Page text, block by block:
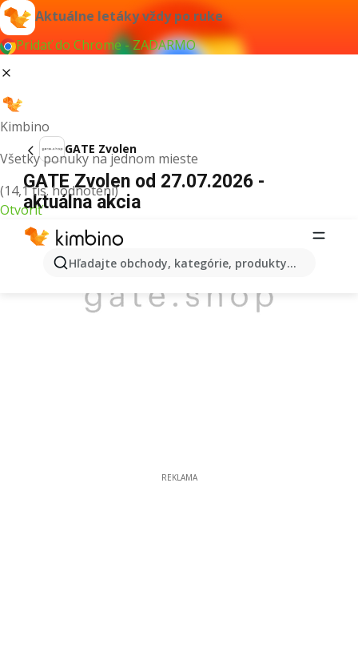
Aktuálne letáky vždy po ruke
Pridať do Chrome - ZADARMO
Kimbino
Všetky ponuky na jednom mieste
(14,1 tis. hodnotení)
Otvoriť
Hľadajte obchody, kategórie, produkty...
GATE Zvolen
GATE Zvolen od 27.07.2026 -
aktuálna akcia
REKLAMA